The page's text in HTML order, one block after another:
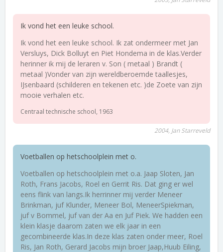
Ik vond het een leuke school.
Ik vond het een leuke school. Ik zat ondermeer met Jan
Versluys, Dick Bolluyt en Piet Hondema in de klas.Verder
herinner ik mij de leraren v. Son ( metaal ) Brandt (
metaal )Vonder van zijn wereldberoemde taallesjes,
IJsenbaard (schilderen en tekenen etc. )de Zoete van zijn
mooie verhalen etc.
Centraal technische school, 1963
2004, Jan Starreveld
Voetballen op hetschoolplein met o.
Voetballen op hetschoolplein met o.a. Jaap Sloten, Jan
Roth, Frans Jacobs, Roel en Gerrit Ris. Dat ging er wel
eens flink van langs.Ik herrinner mij verder Meneer
Brinkman, juf Klunder, Meneer Bol, MeneerSpiekman,
juf v Bommel, juf van der Aa en Juf Piek. We hadden een
klein klasje daarom zaten we elk jaar in een
gecombineerde klas.In deze klas zaten onder meer, Roel
Ris, Jan Roth, Gerard Jacobs mijn broer Jaap,Huub Eiling,